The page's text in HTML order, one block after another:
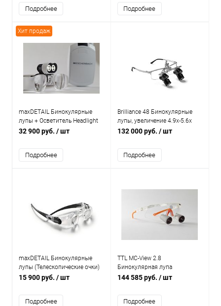
Подробнее Подробнее
Хит продаж
maxDETAIL Бинокулярные
лупы + Осветитель Headlight
Led
32 900 руб. / шт
Подробнее
Brilliance 48 Бинокулярные
лупы, увеличение 4.9х-5.6х
132 000 руб. / шт
Подробнее
maxDETAIL Бинокулярные
лупы (Телескопические очки)
15 900 руб. / шт
Подробнее
TTL MC-View 2.8
Бинокулярная лупа
144 585 руб. / шт
Подробнее